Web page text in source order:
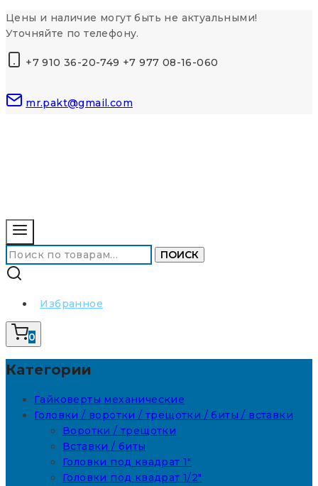
Перейти
к
Цены и наличие могут быть не актуальными!
Уточняйте по телефону.
+7 910 36-20-749 +7 977 08-16-060
mr.pakt@gmail.com
Искать: ПОИСК
Избранное
0
Категории
Гайковерты механические
Головки / воротки / трещотки / биты / вставки
Воротки / трещотки
Вставки / биты
Головки под квадрат 1"
Головки под квадрат 1/2"